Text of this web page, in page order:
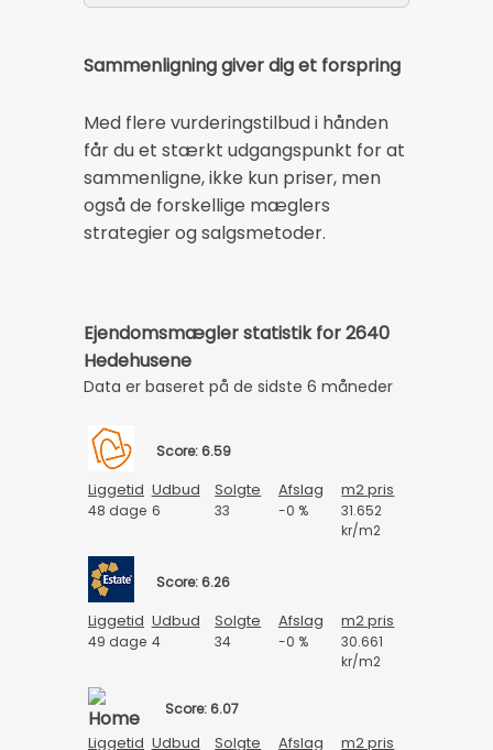
Sammenligning giver dig et forspring
Med flere vurderingstilbud i hånden
får du et stærkt udgangspunkt for at
sammenligne, ikke kun priser, men
også de forskellige mæglers
strategier og salgsmetoder.
Ejendomsmægler statistik for 2640
Hedehusene
Data er baseret på de sidste 6 måneder
Score: 6.59
Liggetid Udbud Solgte Afslag m2 pris
48 dage 6 33 -0 %
31.652
kr/m2
Score: 6.26
Liggetid Udbud Solgte Afslag m2 pris
49 dage 4 34 -0 %
30.661
kr/m2
Score: 6.07
Liggetid Udbud Solgte Afslag m2 pris